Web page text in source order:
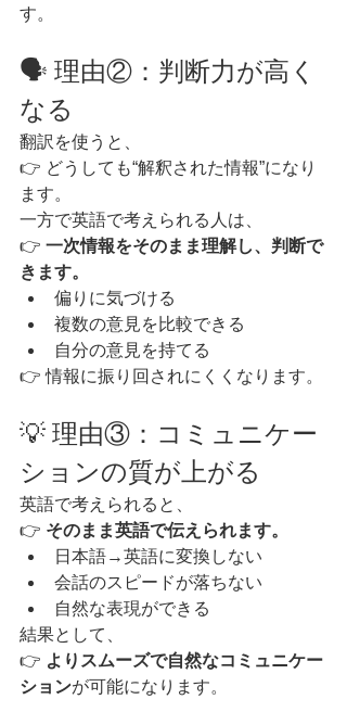
す。
🗣 理由②：判断力が高く
なる
翻訳を使うと、
👉 どうしても“解釈された情報”になり
ます。
一方で英語で考えられる人は、
👉 一次情報をそのまま理解し、判断で
きます。
偏りに気づける
複数の意見を比較できる
自分の意見を持てる
👉 情報に振り回されにくくなります。
💡 理由③：コミュニケー
ションの質が上がる
英語で考えられると、
👉 そのまま英語で伝えられます。
日本語→英語に変換しない
会話のスピードが落ちない
自然な表現ができる
結果として、
👉 よりスムーズで自然なコミュニケー
ションが可能になります。